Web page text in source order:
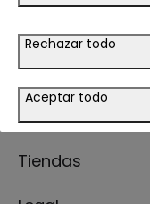
Guía de compra
Ayuda
Tiendas
Rechazar todo
Aceptar todo